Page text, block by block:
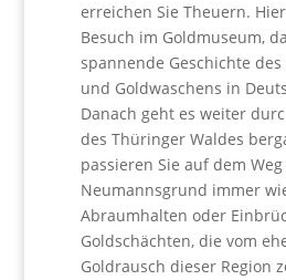
erreichen Sie Theuern.
Besuch im Goldmuseum,
spannende Geschichte
und Goldwaschens in
Danach geht es weiter
des Thüringer Waldes
passieren Sie auf dem
Neumannsgrund immer
Abraumhalten oder
Goldschächten, die vom
Goldrausch dieser Region